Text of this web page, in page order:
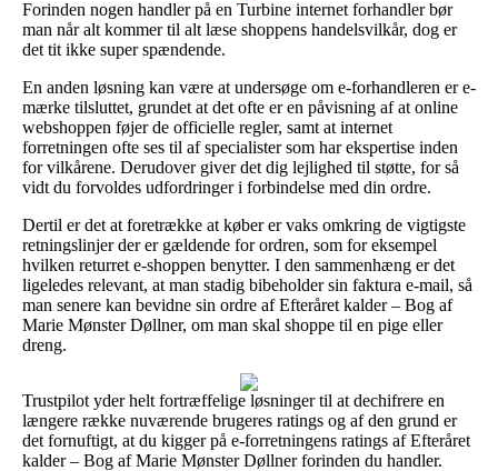
Forinden nogen handler på en Turbine internet forhandler bør
man når alt kommer til alt læse shoppens handelsvilkår, dog er
det tit ikke super spændende.
En anden løsning kan være at undersøge om e-forhandleren er e-
mærke tilsluttet, grundet at det ofte er en påvisning af at online
webshoppen føjer de officielle regler, samt at internet
forretningen ofte ses til af specialister som har ekspertise inden
for vilkårene. Derudover giver det dig lejlighed til støtte, for så
vidt du forvoldes udfordringer i forbindelse med din ordre.
Dertil er det at foretrække at køber er vaks omkring de vigtigste
retningslinjer der er gældende for ordren, som for eksempel
hvilken returret e-shoppen benytter. I den sammenhæng er det
ligeledes relevant, at man stadig bibeholder sin faktura e-mail, så
man senere kan bevidne sin ordre af Efteråret kalder – Bog af
Marie Mønster Døllner, om man skal shoppe til en pige eller
dreng.
Trustpilot yder helt fortræffelige løsninger til at dechifrere en
længere række nuværende brugeres ratings og af den grund er
det fornuftigt, at du kigger på e-forretningens ratings af Efteråret
kalder – Bog af Marie Mønster Døllner forinden du handler.